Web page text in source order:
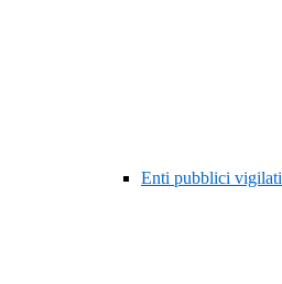
Enti pubblici vigilati